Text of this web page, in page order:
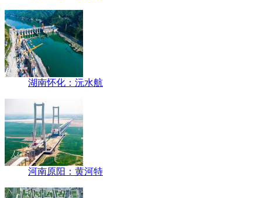
湖南怀化：沅水航
河南原阳：黄河特